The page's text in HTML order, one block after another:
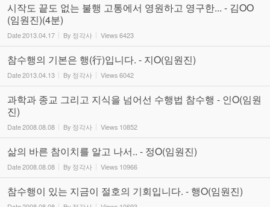
시작도 끝도 없는 불행 고통에서 영원하고 영구한... - 김OO
(임원진)(4분)
Date2013.04.17 By 정각사 Views6423
참수행의 기본은 행(行)입니다. - 지O(임원진)
Date2013.04.13 By 정각사 Views6042
과학과 종교 그리고 지식을 넘어선 수행법 참수행 - 인O(임원
진)
Date2008.08.08 By 정각사 Views 10852
삶의 바른 참이치를 알고 나서.. - 정O(임원진)
Date2008.08.08 By 정각사 Views 10966
참수행이 있는 지금이 절호의 기회입니다. - 행O(임원진)